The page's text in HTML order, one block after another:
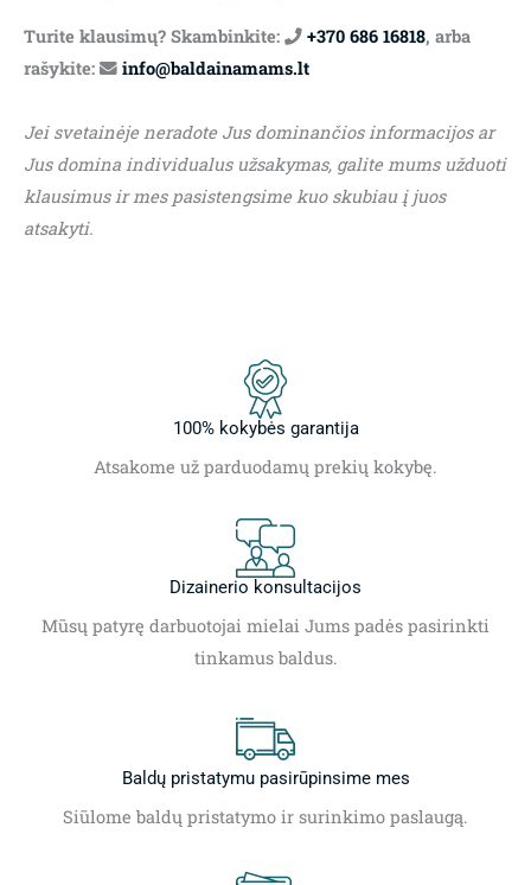
Turite klausimų? Skambinkite: +370 686 16818, arba
rašykite:
info@baldainamams.lt
Jei svetainėje neradote Jus dominančios informacijos ar
Jus domina individualus užsakymas, galite mums užduoti
klausimus ir mes pasistengsime kuo skubiau į juos
atsakyti.
100% kokybės garantija
Atsakome už parduodamų prekių kokybę.
Dizainerio konsultacijos
Mūsų patyrę darbuotojai mielai Jums padės pasirinkti
tinkamus baldus.
Baldų pristatymu pasirūpinsime mes
Siūlome baldų pristatymo ir surinkimo paslaugą.